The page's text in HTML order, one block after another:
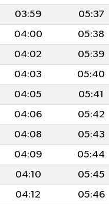
03:59 05:37
04:00 05:38
04:02 05:39
04:03 05:40
04:05 05:41
04:06 05:42
04:08 05:43
04:09 05:44
04:10 05:45
04:12 05:46